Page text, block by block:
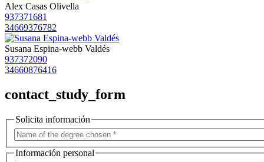
Alex Casas Olivella
937371681
34669376782
Susana Espina-webb Valdés
937372090
34660876416
contact_study_form
Solicita información
Información personal